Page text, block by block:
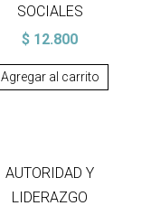
SOCIALES
$ 12.800
Agregar al carrito
AUTORIDAD Y
LIDERAZGO